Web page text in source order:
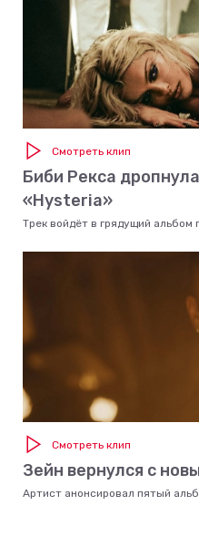
Смотреть клип
Биби Рекса
«Hysteria»
Трек войдёт в грядущий
Смотреть клип
Зейн вернулся с
Артист анонсировал пятый